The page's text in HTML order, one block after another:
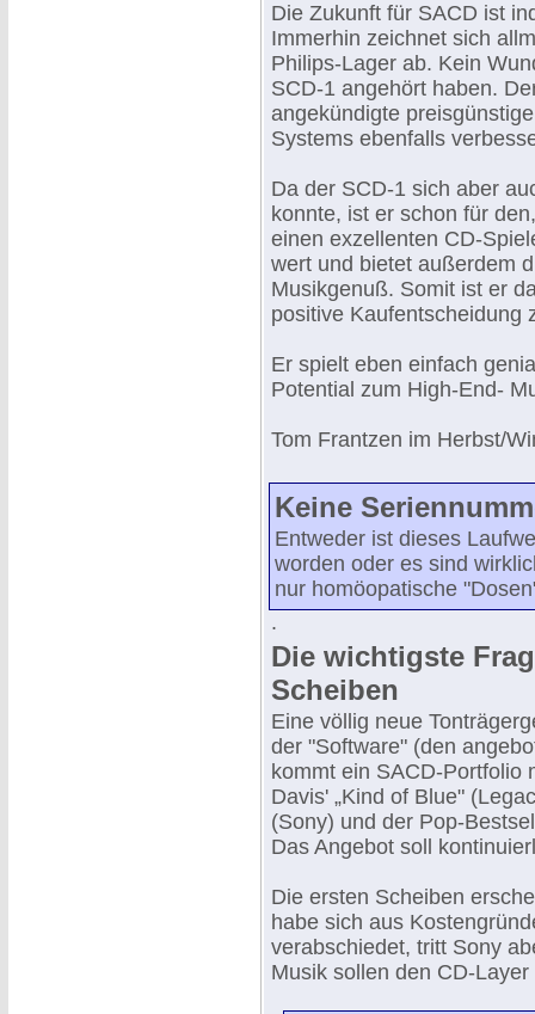
Die Zukunft für SACD ist
Immerhin zeichnet sich
Philips-Lager ab. Kein
SCD-1 angehört haben.
angekündigte
Systems ebenfalls
Da der SCD-1 sich aber
konnte, ist er schon für
einen exzellenten CD-
wert und bietet außerdem
Musikgenuß. Somit ist er
positive Kaufentscheidung
Er spielt eben einfach
Potential zum High-End-
Tom Frantzen im Herbst/
Keine
Entweder ist dieses
worden oder es sind
nur homöopatische
.
Die wichtigste
Scheiben
Eine völlig neue
der "Software" (den
kommt ein SACD-Portfolio
Davis' „Kind of Blue"
(Sony) und der Pop-
Das Angebot soll
Die ersten Scheiben
habe sich aus
verabschiedet, tritt Sony
Musik sollen den CD-